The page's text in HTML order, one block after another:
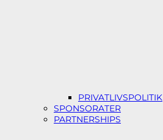
PRIVATLIVSPOLITIK
SPONSORATER
PARTNERSHIPS